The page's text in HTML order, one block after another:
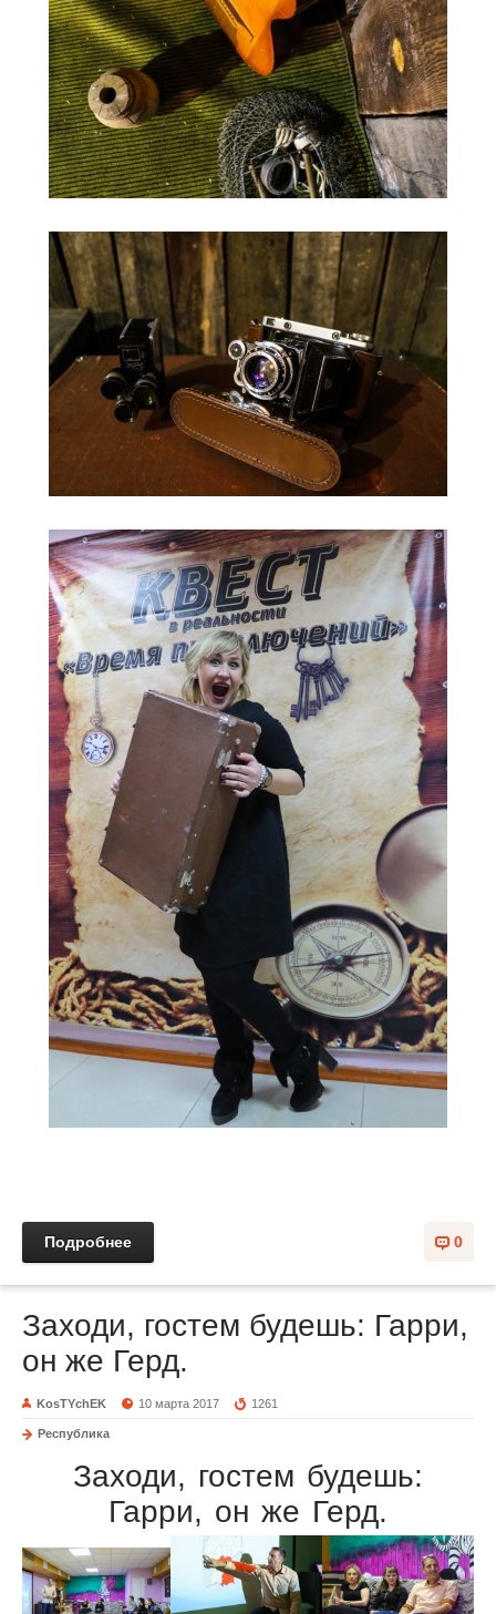
0
Подробнее
Заходи, гостем будешь: Гарри,
он же Герд.
KosTYchEK 10 марта 2017 1261
Республика
Заходи, гостем будешь:
Гарри, он же Герд.